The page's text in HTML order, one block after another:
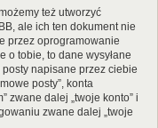
też utworzyć
ale ich ten dokument nie
przez oprogramowanie
o tobie, to dane wysyłane
napisane przez ciebie
posty”, konta
zwane dalej „twoje konto” i
zwane dalej „twoje